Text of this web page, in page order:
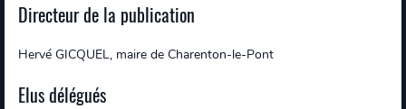
Directeur de la publication
Hervé GICQUEL, maire de Charenton-le-Pont
Elus délégués